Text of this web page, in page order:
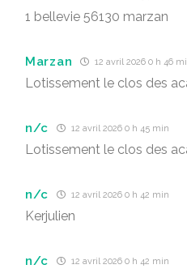
1 bellevie 56130 marzan
Marzan 12 avril 2026 0 h 46
Lotissement le clos des
n/c 12 avril 2026 0 h 45 min
Lotissement le clos des
n/c 12 avril 2026 0 h 42 min
Kerjulien
n/c 12 avril 2026 0 h 42 min